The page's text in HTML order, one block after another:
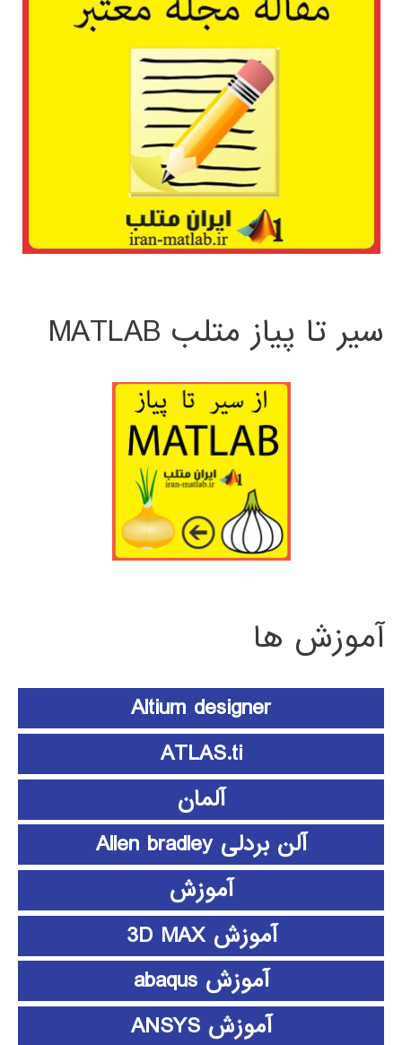
سیر تا پیاز متلب MATLAB
آموزش ها
Altium designer
ATLAS.ti
آلمان
آلن بردلی Allen bradley
آموزش
آموزش 3D MAX
آموزش abaqus
آموزش ANSYS